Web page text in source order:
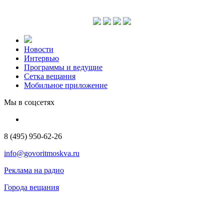
Новости
Интервью
Программы и ведущие
Сетка вещания
Мобильное приложение
Мы в соцсетях
8 (495) 950-62-26
info@govoritmoskva.ru
Реклама на радио
Города вещания